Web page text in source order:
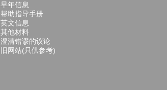
早年信息
帮助指导手册
英文信息
其他材料
澄清错谬的议论
旧网站(只供参考)